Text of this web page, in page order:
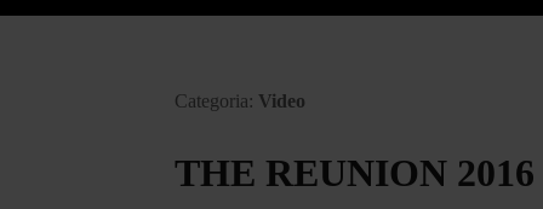
Categoria: Video
THE REUNION 2016